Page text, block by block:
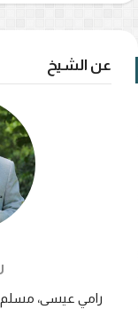
عن الشيخ
رامي عيسى، مسلم